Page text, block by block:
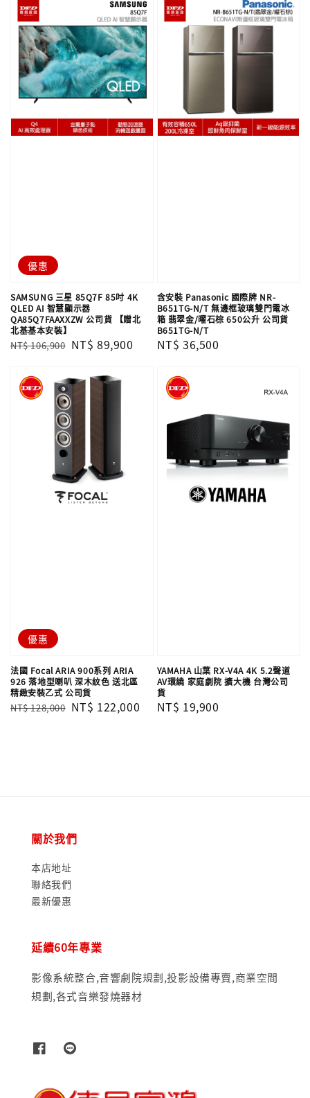
優惠
SAMSUNG 三星 85Q7F 85吋 4K
QLED AI 智慧顯示器
QA85Q7FAAXXZW 公司貨 【贈北
北基基本安裝】
Regular
NT$ 106,900 Sale
NT$ 89,900
含安裝 Panasonic 國際牌 NR-
B651TG-N/T 無邊框玻璃雙門電冰
箱 翡翠金/曜石棕 650公升 公司貨
B651TG-N/T
Regular
NT$ 36,500
優惠
法國 Focal ARIA 900系列 ARIA
926 落地型喇叭 深木紋色 送北區
精緻安裝乙式 公司貨
Regular
NT$ 128,000 Sale
NT$ 122,000
YAMAHA 山葉 RX-V4A 4K 5.2聲道
AV環繞 家庭劇院 擴大機 台灣公司
貨
Regular
NT$ 19,900
關於我們
本店地址
聯絡我們
最新優惠
延續60年專業
影像系統整合,音響劇院規劃,投影設備專賣,商業空間
規劃,各式音樂發燒器材